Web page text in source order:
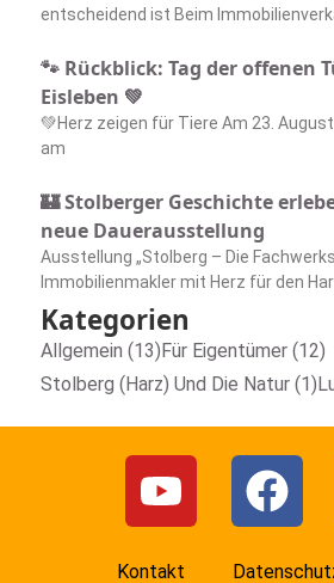
entscheidend ist Beim
🐾 Rückblick: Tag der offenen
Eisleben 💚
💚Herz zeigen für Tiere Am 23.
am
🏰 Stolberger Geschichte
neue Dauerausstellung
Ausstellung „Stolberg – Die
Immobilienmakler mit Herz für den
Kategorien
Allgemein (13)Für Eigentümer (12)
Stolberg (Harz) Und Die Natur (1)
Kontakt